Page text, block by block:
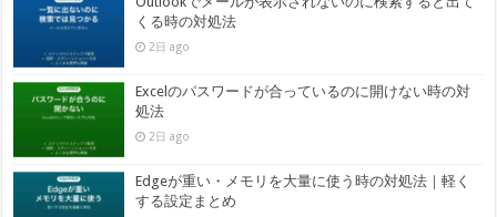
くる時の対処法
2日 ago
Excelのパスワードが合っているのに開けない時の対
処法
2日 ago
Edgeが重い・メモリを大量に使う時の対処法｜軽く
する設定まとめ